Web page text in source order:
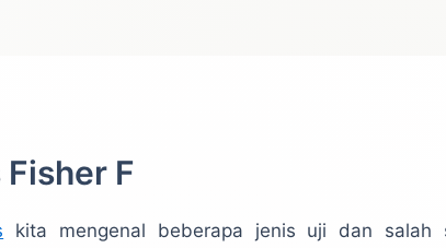
F
kita mengenal beberapa jenis uji dan salah